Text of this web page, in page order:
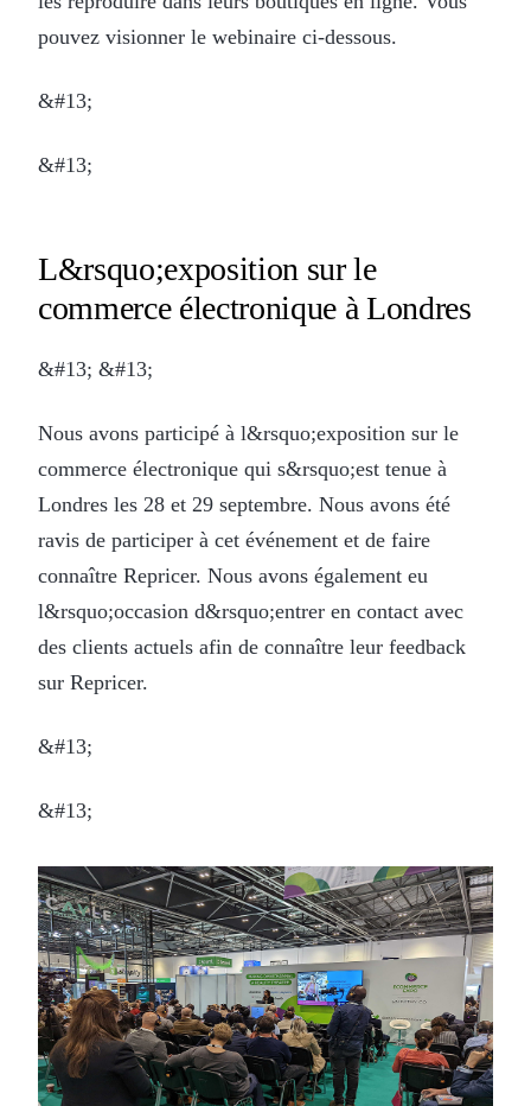
pouvez visionner le webinaire ci-dessous.
&#13;
&#13;
L&rsquo;exposition sur le
commerce électronique à Londres
&#13; &#13;
Nous avons participé à l&rsquo;exposition sur le
commerce électronique qui s&rsquo;est tenue à
Londres les 28 et 29 septembre. Nous avons été
ravis de participer à cet événement et de faire
connaître Repricer. Nous avons également eu
l&rsquo;occasion d&rsquo;entrer en contact avec
des clients actuels afin de connaître leur feedback
sur Repricer.
&#13;
&#13;